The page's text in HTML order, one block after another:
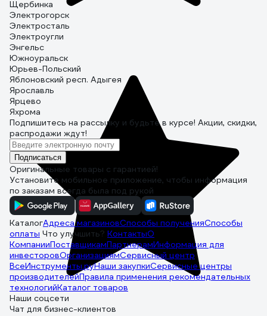
Щербинка
Электрогорск
Электросталь
Электроугли
Энгельс
Южноуральск
Юрьев-Польский
Яблоновский респ. Адыгея
Ярославль
Ярцево
Яхрома
Подпишитесь на рассылку и будьте в курсе! Акции, скидки,
распродажи ждут!
Подписаться
Оригинальные товары с гарантией!
Установите мобильное приложение, чтобы информация
по заказам всегда была под рукой
КаталогАдреса магазиновСпособы полученияСпособы
оплаты Что улучшить? КонтактыО
КомпанииПоставщикамПартнерамИнформация для
инвесторовОрганизациямСервисный центр
ВсеИнструменты.руНаши закупкиСервисные центры
производителейПравила применения рекомендательных
технологийКаталог товаров
Наши соцсети
Чат для бизнес-клиентов